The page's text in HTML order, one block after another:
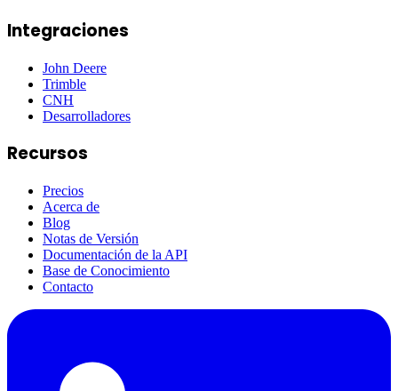
Integraciones
John Deere
Trimble
CNH
Desarrolladores
Recursos
Precios
Acerca de
Blog
Notas de Versión
Documentación de la API
Base de Conocimiento
Contacto